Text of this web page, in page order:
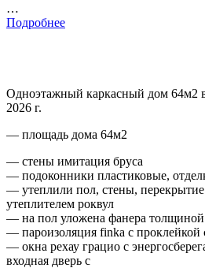
…
Подробнее
Одноэтажный каркасный дом 64м2
2026 г.
— площадь дома 64м2
— стены имитация бруса
— подоконники пластиковые,
— утеплили пол, стены, перекрытие
утеплителем роквул
— на пол уложена фанера
— пароизоляция finka с проклейкой
— окна рехау грацио с
входная дверь с